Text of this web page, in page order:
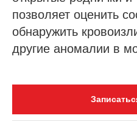
позволяет оценить
обнаружить
другие аномалии в